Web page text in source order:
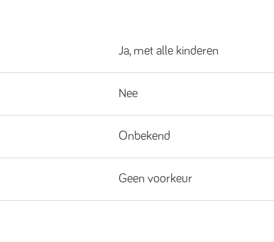
Ja, met alle kinderen
Nee
Onbekend
Geen voorkeur